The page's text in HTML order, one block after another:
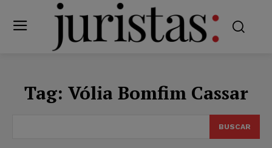
Tag: Vólia Bomfim Cassar
BUSCAR